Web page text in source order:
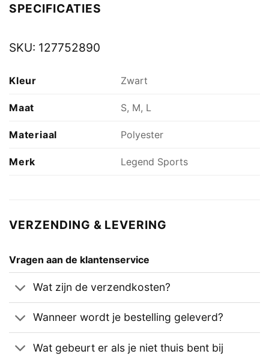
SPECIFICATIES
SKU: 127752890
Kleur Zwart
Maat S, M, L
Materiaal Polyester
Merk Legend Sports
VERZENDING & LEVERING
Vragen aan de klantenservice
Wat zijn de verzendkosten?
Wanneer wordt je bestelling geleverd?
Wat gebeurt er als je niet thuis bent bij